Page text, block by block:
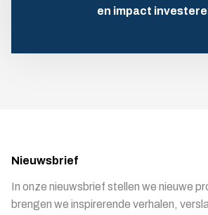
en impact
Nieuwsbrief
In onze nieuwsbrief stellen we nieuwe
brengen we inspirerende verhalen,